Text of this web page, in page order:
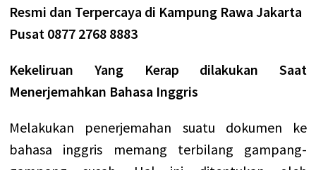
Resmi dan Terpercaya di Kampung Rawa Jakarta
Pusat 0877 2768 8883
Kekeliruan Yang Kerap dilakukan Saat
Menerjemahkan Bahasa Inggris
Melakukan penerjemahan suatu dokumen ke
bahasa inggris memang terbilang gampang-